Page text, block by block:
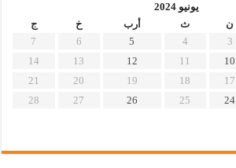
يونيو 2024
ن ث أرب خ
ج
3
4
5
6
7
10
11
12
13
14
17
18
19
20
21
24
25
26
27
28